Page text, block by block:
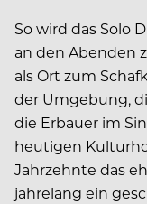
So wird das Solo
an den Abenden
als Ort zum
der Umgebung,
die Erbauer im
heutigen
Jahrzehnte das
jahrelang ein